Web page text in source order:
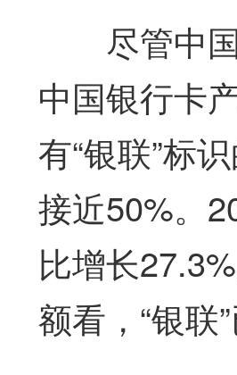
尽管中国
中国银行卡
有“银联”标
接近50%。
比增长
额看，“银联